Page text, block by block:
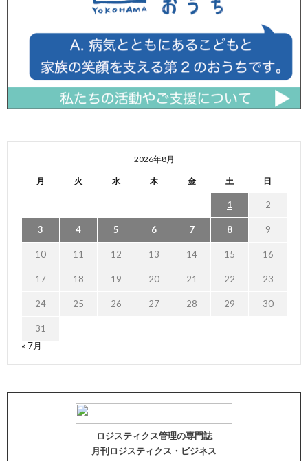
2026年8月
月 火 水 木 金 土 日
1 2
3 4 5 6 7 8 9
10 11 12 13 14 15 16
17 18 19 20 21 22 23
24 25 26 27 28 29 30
31
« 7月
ロジスティクス管理の専門誌
月刊ロジスティクス・ビジネス